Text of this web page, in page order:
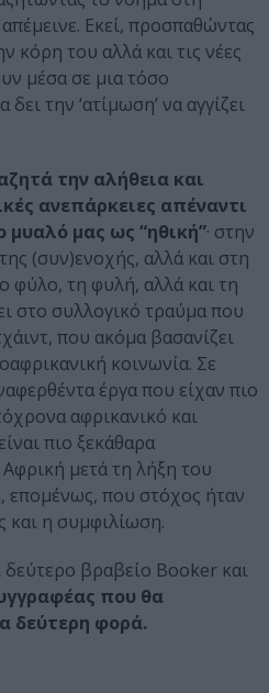
Εκεί, προσπαθώντας
κόρη του αλλά και τις νέες
μέσα σε μια τόσο
την ‘ατίμωση’ να αγγίζει
την αλήθεια και
ανεπάρκειες απέναντι
μας ως “ηθική”· στην
(συν)ενοχής, αλλά και στη
φύλο, τη φυλή, αλλά και τη
στο συλλογικό τραύμα που
που ακόμα βασανίζει
κοινωνία. Σε
έργα που είχαν πιο
αφρικανικό και
πιο ξεκάθαρα
μετά τη λήξη του
επομένως, που στόχος ήταν
και η συμφιλίωση.
δεύτερο βραβείο Booker και
που θα
δεύτερη φορά.